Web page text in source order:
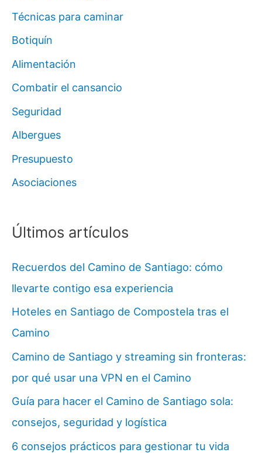
Técnicas para caminar
Botiquín
Alimentación
Combatir el cansancio
Seguridad
Albergues
Presupuesto
Asociaciones
Últimos artículos
Recuerdos del Camino de Santiago: cómo
llevarte contigo esa experiencia
Hoteles en Santiago de Compostela tras el
Camino
Camino de Santiago y streaming sin fronteras:
por qué usar una VPN en el Camino
Guía para hacer el Camino de Santiago sola:
consejos, seguridad y logística
6 consejos prácticos para gestionar tu vida